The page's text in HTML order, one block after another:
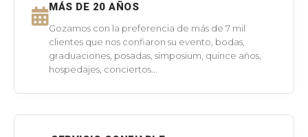
MÁS DE 20 AÑOS
Gozamos con la preferencia de más de 7 mil
clientes que nos confiaron su evento, bodas,
graduaciones, posadas, simposium, quince años,
hospedajes, conciertos...